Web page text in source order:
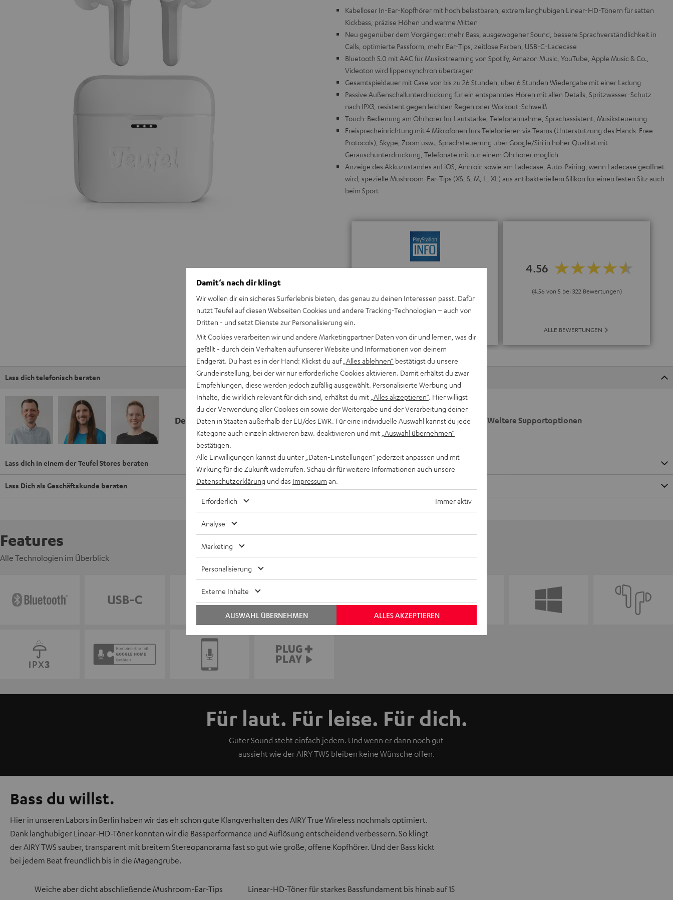
Kabelloser In-Ear-Kopfhörer mit hoch belastbaren, extrem langhubigen Linear-HD-Tönern für satten
Kickbass, präzise Höhen und warme Mitten
Neu gegenüber dem Vorgänger: mehr Bass, ausgewogener Sound, bessere Sprachverständlichkeit in
Calls, optimierte Passform, mehr Ear-Tips, zeitlose Farben, USB-C-Ladecase
Bluetooth 5.0 mit AAC für Musikstreaming von Spotify, Amazon Music, YouTube, Apple Music & Co.,
Videoton wird lippensynchron übertragen
Gesamtspieldauer mit Case von bis zu 26 Stunden, über 6 Stunden Wiedergabe mit einer Ladung
Passive Außenschallunterdrückung für ein entspanntes Hören mit allen Details, Spritzwasser-Schutz
nach IPX3, resistent gegen leichten Regen oder Workout-Schweiß
Touch-Bedienung am Ohrhörer für Lautstärke, Telefonannahme, Sprachassistent, Musiksteuerung
Freisprecheinrichtung mit 4 Mikrofonen fürs Telefonieren via Teams (Unterstützung des Hands-Free-
Protocols), Skype, Zoom usw., Sprachsteuerung über Google/Siri in hoher Qualität mit
Geräuschunterdrückung, Telefonate mit nur einem Ohrhörer möglich
Anzeige des Akkuzustandes auf iOS, Android sowie am Ladecase, Auto-Pairing, wenn Ladecase geöffnet
wird, spezielle Mushroom-Ear-Tips (XS, S, M, L, XL) aus antibakteriellem Silikon für einen festen Sitz auch
beim Sport
„… eine rundum gelungene
www.playstationinfo.de
25.08.2023
4.56
(4.56 von 5 bei 322 Bewertungen)
ALLE BEWERTUNGEN
Lass dich telefonisch beraten
Deine Kaufberatung
Keinen Store in der Nähe? Kein Problem, wir
beraten dich auch persönlich am Telefon.
Hier Termin buchen
Weitere Supportoptionen
Lass dich in einem der Teufel Stores beraten
Lass Dich als Geschäftskunde beraten
Features
Alle Technologien im Überblick
Für laut. Für leise. Für dich.
Guter Sound steht einfach jedem. Und wenn er dann noch gut
aussieht wie der AIRY TWS bleiben keine Wünsche offen.
Bass du willst.
Hier in unseren Labors in Berlin haben wir das eh schon gute Klangverhalten des AIRY True Wireless nochmals optimiert.
Dank langhubiger Linear-HD-Töner konnten wir die Bassperformance und Auflösung entscheidend verbessern. So klingt
der AIRY TWS sauber, transparent mit breitem Stereopanorama fast so gut wie große, offene Kopfhörer. Und der Bass kickt
bei jedem Beat freundlich bis in die Magengrube.
Weiche aber dicht abschließende Mushroom-Ear-Tips
Linear-HD-Töner für starkes Bassfundament bis hinab auf 15
Damit‘s nach dir klingt
Wir wollen dir ein sicheres Surferlebnis bieten, das genau zu deinen Interessen passt. Dafür
nutzt Teufel auf diesen Webseiten Cookies und andere Tracking-Technologien – auch von
Dritten - und setzt Dienste zur Personalisierung ein.
Mit Cookies verarbeiten wir und andere Marketingpartner Daten von dir und lernen, was dir
gefällt - durch dein Verhalten auf unserer Website und Informationen von deinem
Endgerät. Du hast es in der Hand: Klickst du auf „Alles ablehnen“ bestätigst du unsere
Grundeinstellung, bei der wir nur erforderliche Cookies aktivieren. Damit erhältst du zwar
Empfehlungen, diese werden jedoch zufällig ausgewählt. Personalisierte Werbung und
Inhalte, die wirklich relevant für dich sind, erhältst du mit „Alles akzeptieren“. Hier willigst
du der Verwendung aller Cookies ein sowie der Weitergabe und der Verarbeitung deiner
Daten in Staaten außerhalb der EU/des EWR. Für eine individuelle Auswahl kannst du jede
Kategorie auch einzeln aktivieren bzw. deaktivieren und mit „Auswahl übernehmen“
bestätigen.
Alle Einwilligungen kannst du unter „Daten-Einstellungen“ jederzeit anpassen und mit
Wirkung für die Zukunft widerrufen. Schau dir für weitere Informationen auch unsere
Datenschutzerklärung und das Impressum an.
Erforderlich Immer aktiv
Analyse
Marketing
Personalisierung
Externe Inhalte
ALLES AKZEPTIEREN
AUSWAHL ÜBERNEHMEN